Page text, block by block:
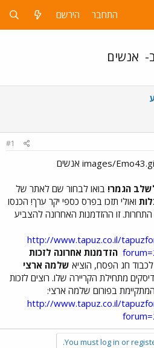
התחבר הירשם
אנשים
#1
הגמר! בואו לבחור שם לאתר של
ואולי תזכו בפרס כספי יקר ערך! הכנסו
זו ההזדמנות האחרונה להצביע
http://www.tapuz.co.il/
הזדמנות אחרונה לזכות
חג הפסח, הוציא שלמה ארצי
מתחילת הקריירה שלו. רוצים לזכות
בפורום שלמה ארצי:
http://www.tapuz.co.il/
You must log in or